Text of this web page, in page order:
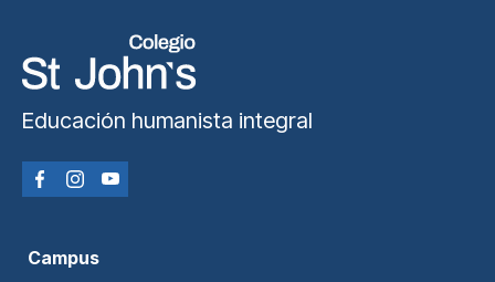
Educación humanista integral
Campus